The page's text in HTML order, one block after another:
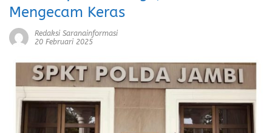
Mengecam Keras
Redaksi Saranainformasi
20 Februari 2025